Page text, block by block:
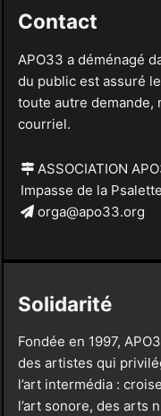
Contact
APO33 a déménagé
du public est assuré
toute autre demande,
courriel.
ASSOCIATION
Impasse de la
orga@apo33.org
Solidarité
Fondée en 1997,
des artistes qui
l’art intermédia :
l’art sonore, des arts